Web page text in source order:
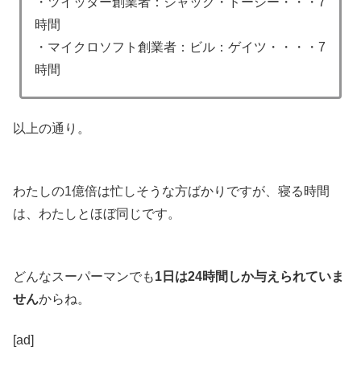
時間
・マイクロソフト創業者：ビル：ゲイツ・・・・7
時間
以上の通り。
わたしの1億倍は忙しそうな方ばかりですが、寝る時間
は、わたしとほぼ同じです。
どんなスーパーマンでも1日は24時間しか与えられていま
せんからね。
[ad]